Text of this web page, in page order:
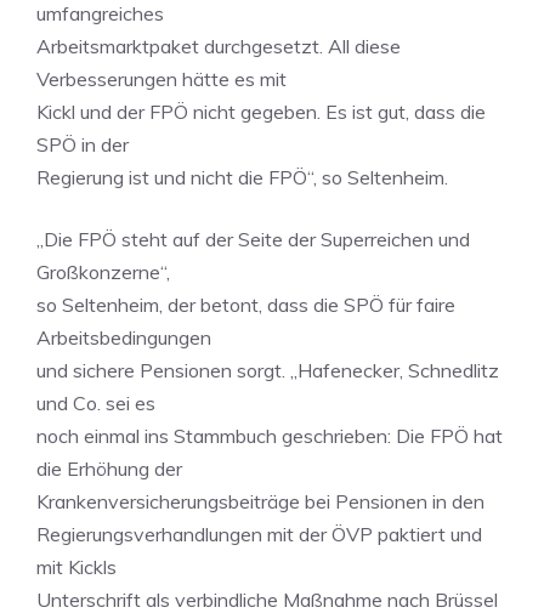
umfangreiches
Arbeitsmarktpaket durchgesetzt. All diese
Verbesserungen hätte es mit
Kickl und der FPÖ nicht gegeben. Es ist gut, dass die
SPÖ in der
Regierung ist und nicht die FPÖ“, so Seltenheim.
„Die FPÖ steht auf der Seite der Superreichen und
Großkonzerne“,
so Seltenheim, der betont, dass die SPÖ für faire
Arbeitsbedingungen
und sichere Pensionen sorgt. „Hafenecker, Schnedlitz
und Co. sei es
noch einmal ins Stammbuch geschrieben: Die FPÖ hat
die Erhöhung der
Krankenversicherungsbeiträge bei Pensionen in den
Regierungsverhandlungen mit der ÖVP paktiert und
mit Kickls
Unterschrift als verbindliche Maßnahme nach Brüssel